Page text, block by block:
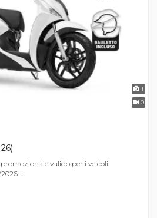
1
0
promozionale valido per i veicoli
...